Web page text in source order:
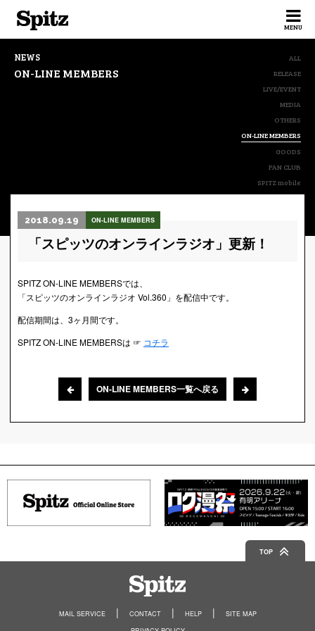
MENU
NEWS
ON-LINE MEMBERS
ALL
RELEASE
LIVE/EVENT
MEDIA
OTHERS
ON-LINE MEMBERS
GOODS
FAN CLUB
SPITZ mobile
2018.09.19 ON-LINE MEMBERS
「スピッツのオンラインラジオ」更新！
SPITZ ON-LINE MEMBERSでは、
「スピッツのオンラインラジオ Vol.360」を配信中です。
配信期間は、3ヶ月間です。
SPITZ ON-LINE MEMBERSは ☞ コチラ
ON-LINE MEMBERS一覧へ戻る
TOP
MAIL SERVICE CONTACT HELP
SITE MAP